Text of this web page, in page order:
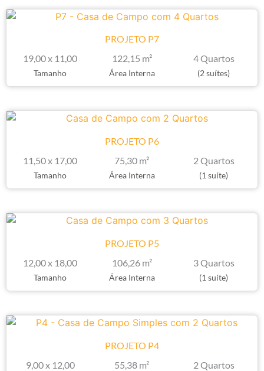
PROJETO P7
19,00 x 11,00
Tamanho
122,15 m²
Área Interna
4 Quartos
(2 suítes)
PROJETO P6
11,50 x 17,00
Tamanho
75,30 m²
Área Interna
2 Quartos
(1 suíte)
PROJETO P5
12,00 x 18,00
Tamanho
106,26 m²
Área Interna
3 Quartos
(1 suíte)
PROJETO P4
9,00 x 12,00
55,38 m² 2 Quartos